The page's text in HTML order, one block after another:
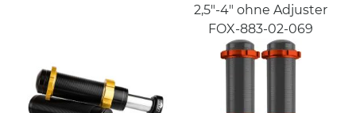
2,5"-4" ohne Adjuster
FOX-883-02-069